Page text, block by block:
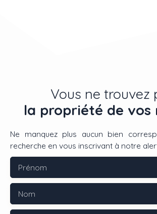
Vous ne trouvez
la propriété de vos
Ne manquez plus aucun bien
recherche en vous inscrivant à notre
Prénom
Nom